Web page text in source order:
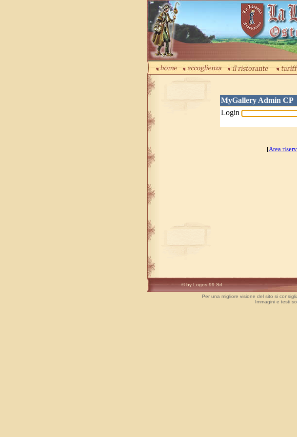
MyGallery Admin CP
Login
[Area
© by Logos 99 Srl
Per una migliore visione del sito si
Immagini e testi